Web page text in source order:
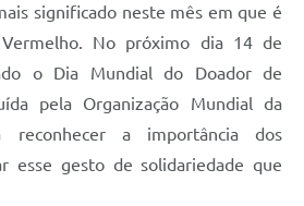
significado neste mês em que é
No próximo dia 14 de
o Dia Mundial do Doador de
pela Organização Mundial da
reconhecer a importância dos
esse gesto de solidariedade que